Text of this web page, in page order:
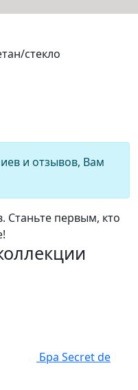
стекло
и отзывов, Вам
Станьте первым, кто
Бра Secret de